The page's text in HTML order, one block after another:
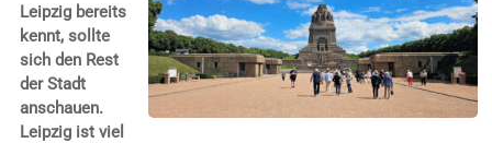
Leipzig bereits
kennt, sollte
sich den Rest
der Stadt
anschauen.
Leipzig ist viel